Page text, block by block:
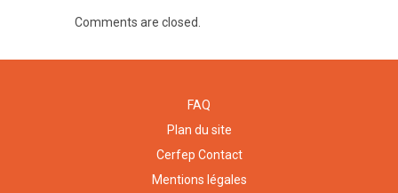
Comments are closed.
FAQ
Plan du site
Cerfep Contact
Mentions légales